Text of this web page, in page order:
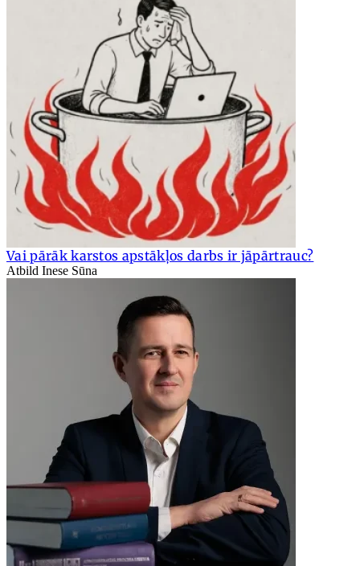
Vai pārāk karstos apstākļos darbs ir jāpārtrauc?
Atbild Inese Sūna